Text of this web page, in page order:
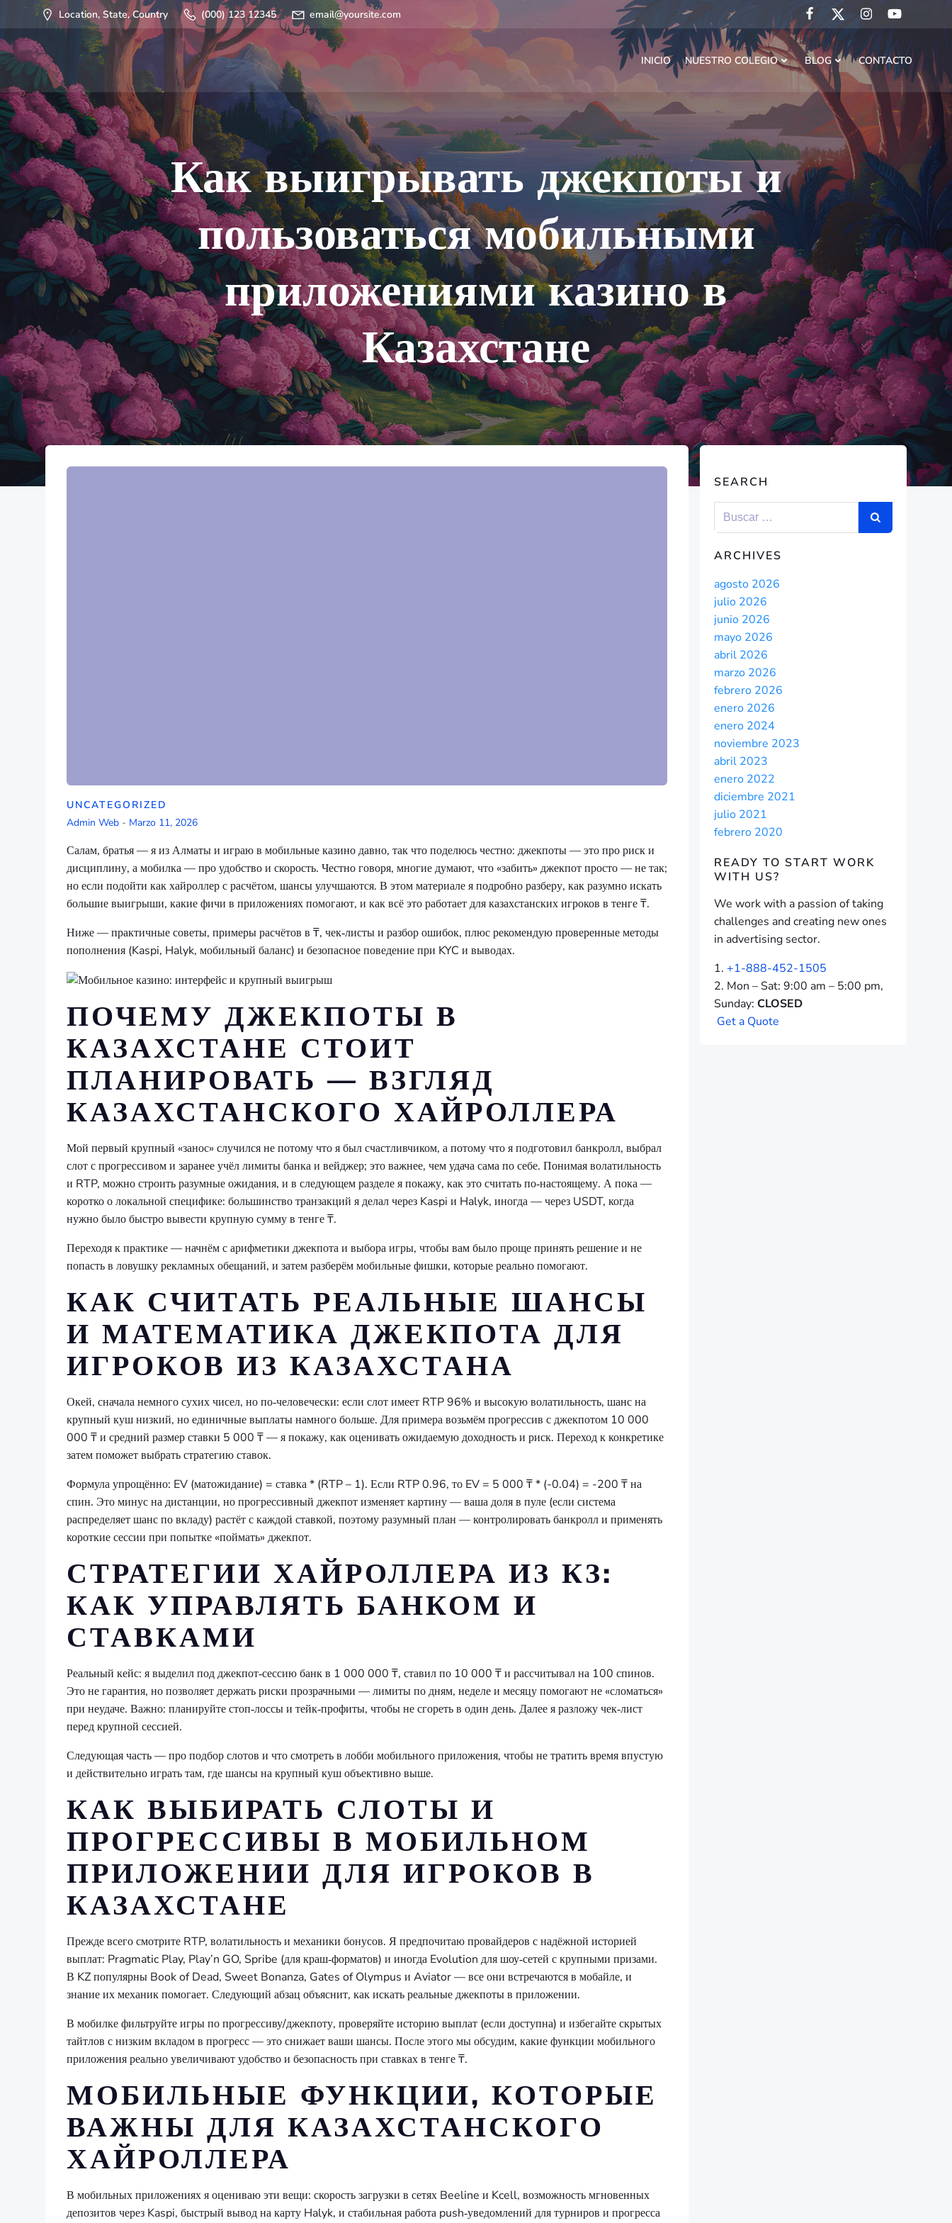
Saltar
al
contenido
Location, State, Country (000) 123 12345 email@yoursite.com
INICIO NUESTRO COLEGIO BLOG CONTACTO
Как выигрывать джекпоты и
пользоваться мобильными
приложениями казино в
Казахстане
UNCATEGORIZED
Admin Web - Marzo 11, 2026
Салам, братья — я из Алматы и играю в мобильные казино давно, так что поделюсь честно: джекпоты — это про риск и
дисциплину, а мобилка — про удобство и скорость. Честно говоря, многие думают, что «забить» джекпот просто — не так;
но если подойти как хайроллер с расчётом, шансы улучшаются. В этом материале я подробно разберу, как разумно искать
большие выигрыши, какие фичи в приложениях помогают, и как всё это работает для казахстанских игроков в тенге ₸.
Ниже — практичные советы, примеры расчётов в ₸, чек‑листы и разбор ошибок, плюс рекомендую проверенные методы
пополнения (Kaspi, Halyk, мобильный баланс) и безопасное поведение при KYC и выводах.
ПОЧЕМУ ДЖЕКПОТЫ В
КАЗАХСТАНЕ СТОИТ
ПЛАНИРОВАТЬ — ВЗГЛЯД
КАЗАХСТАНСКОГО ХАЙРОЛЛЕРА
Мой первый крупный «занос» случился не потому что я был счастливчиком, а потому что я подготовил банкролл, выбрал
слот с прогрессивом и заранее учёл лимиты банка и вейджер; это важнее, чем удача сама по себе. Понимая волатильность
и RTP, можно строить разумные ожидания, и в следующем разделе я покажу, как это считать по‑настоящему. А пока —
коротко о локальной специфике: большинство транзакций я делал через Kaspi и Halyk, иногда — через USDT, когда
нужно было быстро вывести крупную сумму в тенге ₸.
Переходя к практике — начнём с арифметики джекпота и выбора игры, чтобы вам было проще принять решение и не
попасть в ловушку рекламных обещаний, и затем разберём мобильные фишки, которые реально помогают.
КАК СЧИТАТЬ РЕАЛЬНЫЕ ШАНСЫ
И МАТЕМАТИКА ДЖЕКПОТА ДЛЯ
ИГРОКОВ ИЗ КАЗАХСТАНА
Окей, сначала немного сухих чисел, но по‑человечески: если слот имеет RTP 96% и высокую волатильность, шанс на
крупный куш низкий, но единичные выплаты намного больше. Для примера возьмём прогрессив с джекпотом 10 000
000 ₸ и средний размер ставки 5 000 ₸ — я покажу, как оценивать ожидаемую доходность и риск. Переход к конкретике
затем поможет выбрать стратегию ставок.
Формула упрощённо: EV (матожидание) = ставка * (RTP – 1). Если RTP 0.96, то EV = 5 000 ₸ * (-0.04) = -200 ₸ на
спин. Это минус на дистанции, но прогрессивный джекпот изменяет картину — ваша доля в пуле (если система
распределяет шанс по вкладу) растёт с каждой ставкой, поэтому разумный план — контролировать банкролл и применять
короткие сессии при попытке «поймать» джекпот.
СТРАТЕГИИ ХАЙРОЛЛЕРА ИЗ КЗ:
КАК УПРАВЛЯТЬ БАНКОМ И
СТАВКАМИ
Реальный кейс: я выделил под джекпот‑сессию банк в 1 000 000 ₸, ставил по 10 000 ₸ и рассчитывал на 100 спинов.
Это не гарантия, но позволяет держать риски прозрачными — лимиты по дням, неделе и месяцу помогают не «сломаться»
при неудаче. Важно: планируйте стоп‑лоссы и тейк‑профиты, чтобы не сгореть в один день. Далее я разложу чек‑лист
перед крупной сессией.
Следующая часть — про подбор слотов и что смотреть в лобби мобильного приложения, чтобы не тратить время впустую
и действительно играть там, где шансы на крупный куш объективно выше.
КАК ВЫБИРАТЬ СЛОТЫ И
ПРОГРЕССИВЫ В МОБИЛЬНОМ
ПРИЛОЖЕНИИ ДЛЯ ИГРОКОВ В
КАЗАХСТАНЕ
Прежде всего смотрите RTP, волатильность и механики бонусов. Я предпочитаю провайдеров с надёжной историей
выплат: Pragmatic Play, Play’n GO, Spribe (для краш‑форматов) и иногда Evolution для шоу‑сетей с крупными призами.
В KZ популярны Book of Dead, Sweet Bonanza, Gates of Olympus и Aviator — все они встречаются в мобайле, и
знание их механик помогает. Следующий абзац объяснит, как искать реальные джекпоты в приложении.
В мобилке фильтруйте игры по прогрессиву/джекпоту, проверяйте историю выплат (если доступна) и избегайте скрытых
тайтлов с низким вкладом в прогресс — это снижает ваши шансы. После этого мы обсудим, какие функции мобильного
приложения реально увеличивают удобство и безопасность при ставках в тенге ₸.
МОБИЛЬНЫЕ ФУНКЦИИ, КОТОРЫЕ
ВАЖНЫ ДЛЯ КАЗАХСТАНСКОГО
ХАЙРОЛЛЕРА
В мобильных приложениях я оцениваю эти вещи: скорость загрузки в сетях Beeline и Kcell, возможность мгновенных
депозитов через Kaspi, быстрый вывод на карту Halyk, и стабильная работа push‑уведомлений для турниров и прогресса
SEARCH
ARCHIVES
agosto 2026
julio 2026
junio 2026
mayo 2026
abril 2026
marzo 2026
febrero 2026
enero 2026
enero 2024
noviembre 2023
abril 2023
enero 2022
diciembre 2021
julio 2021
febrero 2020
READY TO START WORK
WITH US?
We work with a passion of taking
challenges and creating new ones
in advertising sector.
+1-888-452-1505
Mon – Sat: 9:00 am – 5:00 pm,
Sunday: CLOSED
Geta Quote